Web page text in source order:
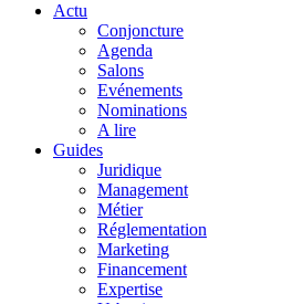
Actu
Conjoncture
Agenda
Salons
Evénements
Nominations
A lire
Guides
Juridique
Management
Métier
Réglementation
Marketing
Financement
Expertise